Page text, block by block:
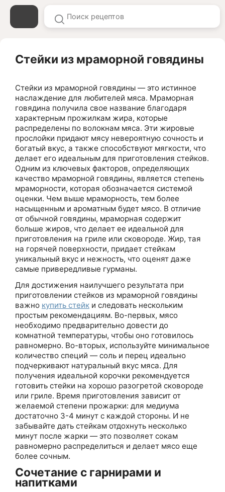
Стейки из мраморной говядины
Стейки из мраморной говядины — это истинное
наслаждение для любителей мяса. Мраморная
говядина получила свое название благодаря
характерным прожилкам жира, которые
распределены по волокнам мяса. Эти жировые
прослойки придают мясу невероятную сочность и
богатый вкус, а также способствуют мягкости, что
делает его идеальным для приготовления стейков.
Одним из ключевых факторов, определяющих
качество мраморной говядины, является степень
мраморности, которая обозначается системой
оценки. Чем выше мраморность, тем более
насыщенным и ароматным будет мясо. В отличие
от обычной говядины, мраморная содержит
больше жиров, что делает ее идеальной для
приготовления на гриле или сковороде. Жир, тая
на горячей поверхности, придает стейкам
уникальный вкус и нежность, что оценят даже
самые привередливые гурманы.
Для достижения наилучшего результата при
приготовлении стейков из мраморной говядины
важно купить стейк и следовать нескольким
простым рекомендациям. Во-первых, мясо
необходимо предварительно довести до
комнатной температуры, чтобы оно готовилось
равномерно. Во-вторых, используйте минимальное
количество специй — соль и перец идеально
подчеркивают натуральный вкус мяса. Для
получения идеальной корочки рекомендуется
готовить стейки на хорошо разогретой сковороде
или гриле. Время приготовления зависит от
желаемой степени прожарки: для медиума
достаточно 3-4 минут с каждой стороны. И не
забывайте дать стейкам отдохнуть несколько
минут после жарки — это позволяет сокам
равномерно распределиться и делает мясо еще
более сочным.
Сочетание с гарнирами и
напитками